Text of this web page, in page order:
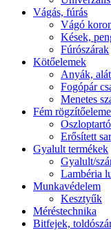
Vágás, fúrás
Vágó
Kések,
Fúrószárak
Kötőelemek
Anyák,
Fogópár
Menetes
Fém
Erősített
Gyalult termékek
Gyalult/
Lambéria
Munkavédelem
Kesztyűk
Méréstechnika
Bitfejek,